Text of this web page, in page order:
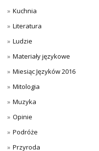
Kuchnia
Literatura
Ludzie
Materiały językowe
Miesiąc Języków 2016
Mitologia
Muzyka
Opinie
Podróże
Przyroda